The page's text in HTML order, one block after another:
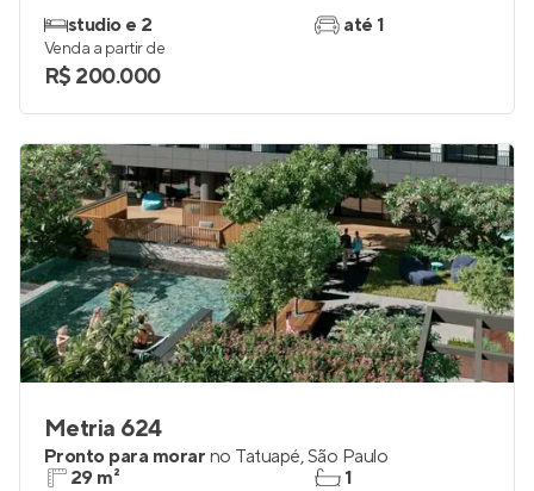
studio e 2
até 1
Venda a partir de
R$ 200.000
Metria 624
Pronto para morar no Tatuapé,São Paulo
29 m²
1